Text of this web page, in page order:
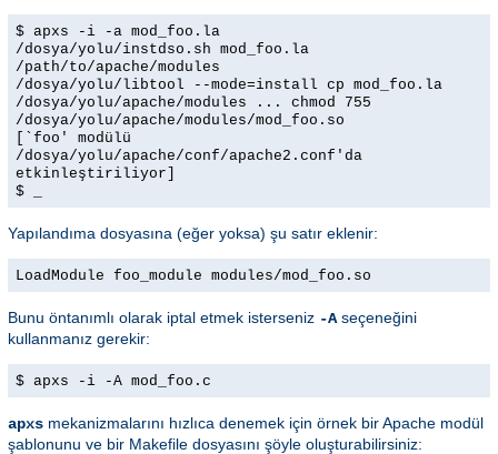
$ apxs -i -a mod_foo.la
/dosya/yolu/instdso.sh mod_foo.la
/path/to/apache/modules
/dosya/yolu/libtool --mode=install cp mod_foo.la
/dosya/yolu/apache/modules ... chmod 755
/dosya/yolu/apache/modules/mod_foo.so
[`foo' modülü
/dosya/yolu/apache/conf/apache2.conf'da
etkinleştiriliyor]
$ _
Yapılandıma dosyasına (eğer yoksa) şu satır eklenir:
LoadModule foo_module modules/mod_foo.so
Bunu öntanımlı olarak iptal etmek isterseniz -Aseçeneğini
kullanmanız gerekir:
$ apxs -i -A mod_foo.c
apxs mekanizmalarını hızlıca denemek için örnek bir Apache modül
şablonunu ve bir Makefile dosyasını şöyle oluşturabilirsiniz: